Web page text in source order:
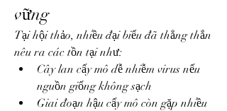
vững
Tại hội thảo, nhiều đại biểu đã thẳng thắn
nêu ra các tồn tại như:
Cây lan cấy mô dễ nhiễm virus nếu
nguồn giống không sạch
Giai đoạn hậu cấy mô còn gặp nhiều